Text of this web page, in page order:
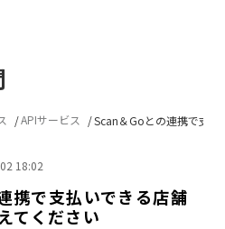
APIサービス Scan＆Goとの連携で支払
18:02
携で支払いできる店舗
てください